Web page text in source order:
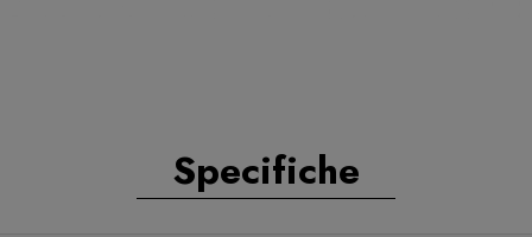
Specifiche